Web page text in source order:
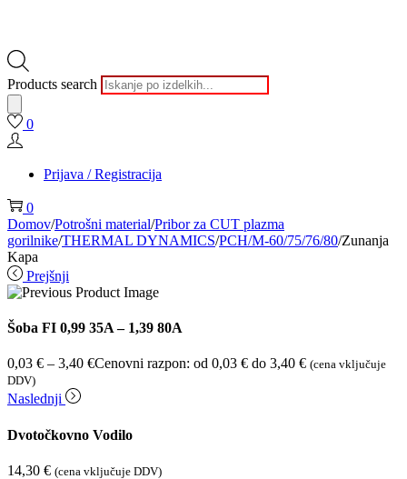
Products search
0
Prijava / Registracija
0
Domov/Potrošni material/Pribor za CUT plazma
gorilnike/THERMAL DYNAMICS/PCH/M-60/75/76/80/Zunanja
Kapa
Prejšnji
Šoba FI 0,99 35A – 1,39 80A
0,03 € – 3,40 €Cenovni razpon: od 0,03 € do 3,40 € (cena vključuje
DDV)
Naslednji
Dvotočkovno Vodilo
14,30 € (cena vključuje DDV)